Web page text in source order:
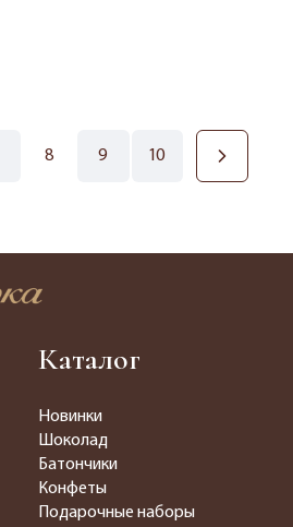
8 9 10
Каталог
Новинки
Шоколад
Батончики
Конфеты
Подарочные наборы